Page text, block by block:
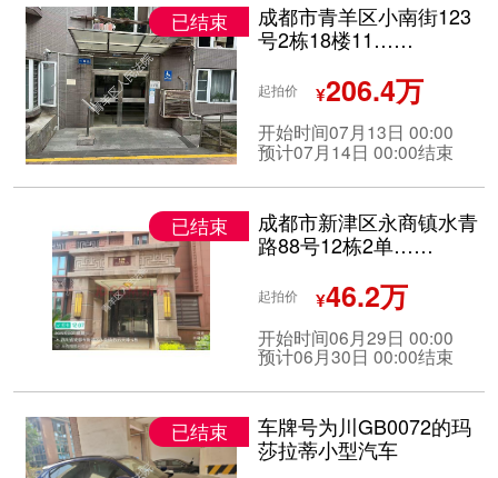
已结束
成都市青羊区小南街123
号2栋18楼11……
起拍价 ¥206.4万
开始时间07月13日 00:00
预计07月14日 00:00结束
已结束
成都市新津区永商镇水青
路88号12栋2单……
起拍价 ¥46.2万
开始时间06月29日 00:00
预计06月30日 00:00结束
已结束
车牌号为川GB0072的玛
莎拉蒂小型汽车